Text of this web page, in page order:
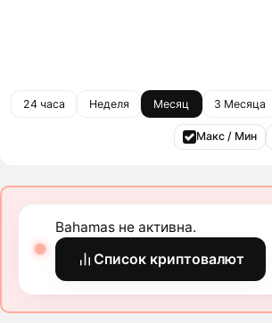
24 часа Неделя Месяц 3 Месяца
Макс / Мин
Bahamas не активна.
Список криптовалют